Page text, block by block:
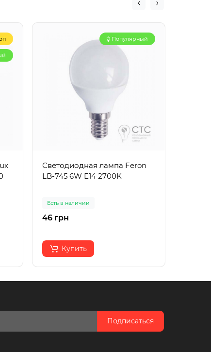
Популярный
Светодиодная лампа Feron
LB-745 6W E14 2700K
Есть в наличии
46 грн
Купить
Подписаться